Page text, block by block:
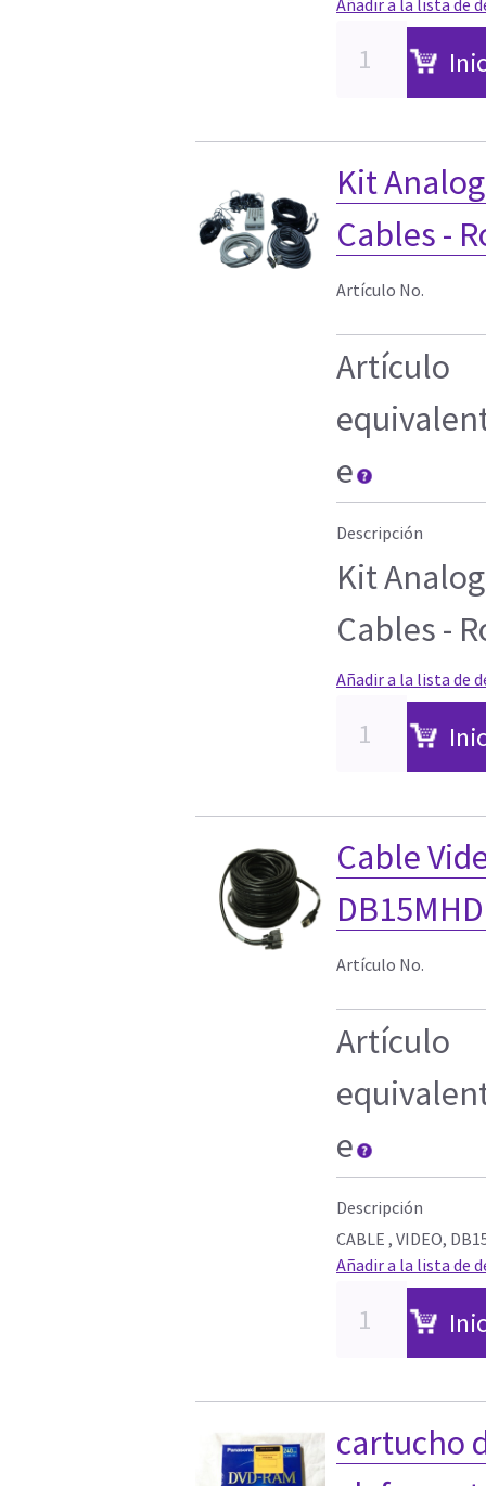
Kit
Cables -
Artículo No.
Artículo
e
Descripción
Kit
Cables -
Añadir a la lista de
Cable
Artículo No.
Artículo
e
Descripción
CABLE , VIDEO,
Añadir a la lista de
cartucho